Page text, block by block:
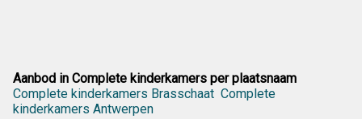
Aanbod in Complete kinderkamers per plaatsnaam
Complete kinderkamers Brasschaat Complete
kinderkamers Antwerpen